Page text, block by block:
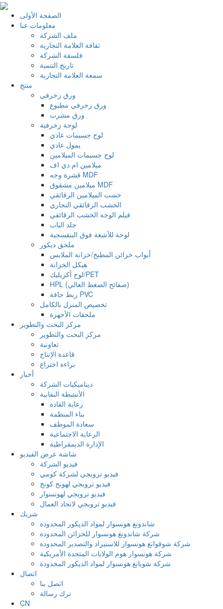
الصفحة الأولى
معلومات عنا
ملف الشركة
ثقافة العلامة التجارية
فلسفة الشركة
تاريخ التنمية
سمعة العلامة التجارية
منتج
ورق زخرفي
ورق زخرفي مطبوع
ورق مشرب
لوحة زخرفية
لوح جسيمات عادي
يمول عادي
لوح جسيمات الميلامين
ميلامين ام دي اف
قشرة وجه MDF
ميلامين مشقوق MDF
خشب الميلامين الرقائقي
الخشب الرقائقي التجاري
فيلم الوجه الخشب الرقائقي
جلد الباب
لوحة للأشعة فوق البنفسجية
ملحق ديكور
أبواب خزائن المطبخ/خزانة الملابس
هيكل الخزانة
لوح أكريليك/PET
HPL (صفائح الضغط العالي)
ربط حافة PVC
تخصيص المنزل بالكامل
ملحقات الأجهزة
مركز البحث والتطوير
مركز البحث والتطوير
تعاونية
قاعدة الإنتاج
براءة اختراع
أخبار
ديناميكيات الشركة
الأنشطة النقابية
رعاية القادة
بناء المنظمة
سعادة الموظف
الرعاية الاجتماعية
الإدارة الديمقراطية
شاشة عرض الفيديو
فيديو الشركة
فيديو ترويجي لشركة كومي
فيديو ترويجي لهونج كونج
فيديو ترويجي لهونسوار
فيديو ترويجي لاتحاد العمال
شريك
شاندونغ هونسوار لمواد الديكور المحدودة
شركة شاندونغ هونسوار للخزائن المحدودة
شركة شوقوانغ هونسوار للاستيراد والتصدير المحدودة
شركة هونسوار هوم الولايات المتحدة الأمريكية
شركة شويانغ هونسوار لمواد الديكور المحدودة
اتصال
اتصل بنا
ترك رسالة
CN